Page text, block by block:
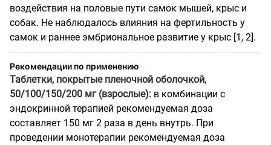
воздействия на половые пути самок мышей, крыс и
собак. Не наблюдалось влияния на фертильность у
самок и раннее эмбриональное развитие у крыс [1, 2].
Рекомендации по применению
Таблетки, покрытые пленочной оболочкой,
50/100/150/200 мг (взрослые): в комбинации с
эндокринной терапией рекомендуемая доза
составляет 150 мг 2 раза в день внутрь. При
проведении монотерапии рекомендуемая доза